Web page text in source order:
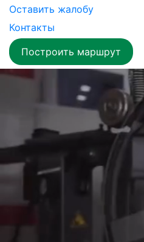
Оставить жалобу
Контакты
Построить маршрут